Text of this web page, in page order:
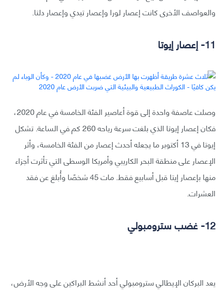
والعواصف الأخرى كانت إعصار لورا وإعصار تيدي وإعصار دلتا.
11- إعصار إيوتا
وصلت عاصفة واحدة إلى قوة أعاصير الفئة الخامسة في عام 2020،
فكان إعصار إيوتا الذي بلغت سرعة رياحه 260 كم في الساعة. تشكل
إيوتا في 13 أكتوبر ما يجعله أحدث إعصار من الفئة الخامسة، وأثر
الإعصار على منطقة البحر الكاريبي وأمريكا الوسطى التي تأثرت أجزاء
منها بإعصار إيتا قبل أسابيع فقط. مات 45 شخصًا وأُبلغ عن فقد
العشرات.
12- غضب سترومبولي
يعد البركان الإيطالي سترومبولي أحد أنشط البراكين على وجه الأرض،